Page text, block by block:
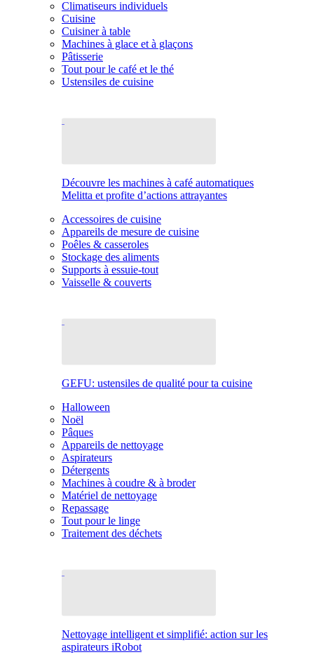
Climatiseurs individuels
Cuisine
Cuisiner à table
Machines à glace et à glaçons
Pâtisserie
Tout pour le café et le thé
Ustensiles de cuisine
Découvre les machines à café automatiques
Melitta et profite d’actions attrayantes
Accessoires de cuisine
Appareils de mesure de cuisine
Poêles & casseroles
Stockage des aliments
Supports à essuie-tout
Vaisselle & couverts
GEFU: ustensiles de qualité pour ta cuisine
Halloween
Noël
Pâques
Appareils de nettoyage
Aspirateurs
Détergents
Machines à coudre & à broder
Matériel de nettoyage
Repassage
Tout pour le linge
Traitement des déchets
Nettoyage intelligent et simplifié: action sur les
aspirateurs iRobot